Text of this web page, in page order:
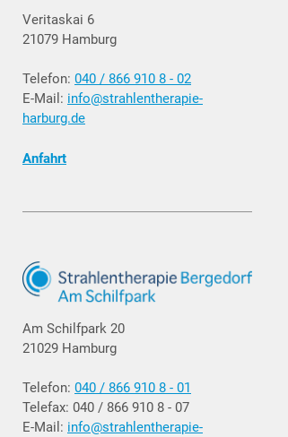
Veritaskai 6
21079 Hamburg
Telefon: 040 / 866 910 8 - 02
E-Mail: info@strahlentherapie-
harburg.de
Anfahrt
Am Schilfpark 20
21029 Hamburg
Telefon: 040 / 866 910 8 - 01
Telefax: 040 / 866 910 8 - 07
E-Mail: info@strahlentherapie-